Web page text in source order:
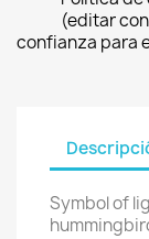
(editar
confianza para
Symbol of